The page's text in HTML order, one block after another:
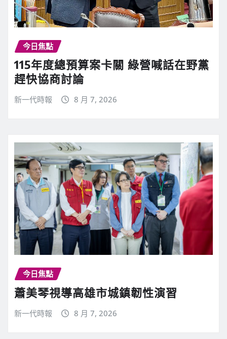
今日焦點
115年度總預算案卡關 綠營喊話在野黨
趕快協商討論
新一代時報 8 月 7, 2026
今日焦點
蕭美琴視導高雄市城鎮韌性演習
新一代時報 8 月 7, 2026